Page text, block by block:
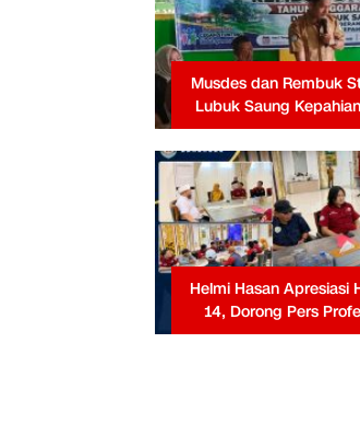
Musdes dan Rembuk
Lubuk Saung
Prioritas RKP Desa
Infrastruktur dan
Helmi Hasan Apresiasi
14, Dorong Pers
Berkontribusi untuk